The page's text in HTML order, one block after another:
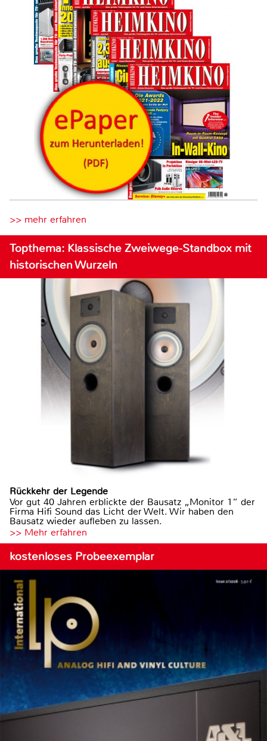
>> mehr erfahren
Topthema: Klassische Zweiwege-Standbox mit
historischen Wurzeln
Rückkehr der Legende
Vor gut 40 Jahren erblickte der Bausatz „Monitor 1“ der
Firma Hifi Sound das Licht der Welt. Wir haben den
Bausatz wieder aufleben zu lassen.
>> Mehr erfahren
kostenloses Probeexemplar